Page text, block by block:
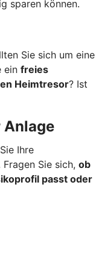
sparen können.
Sie sich um eine
ein freies
Heimtresor? Ist
Anlage
Ihre
Sie sich, ob
passt oder